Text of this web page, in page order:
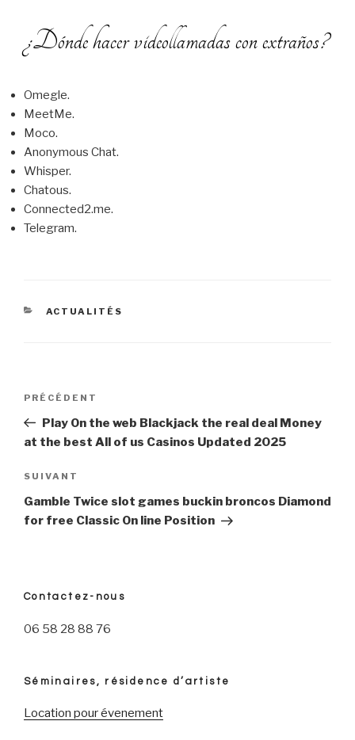
¿Dónde hacer videollamadas con extraños?
Omegle.
MeetMe.
Moco.
Anonymous Chat.
Whisper.
Chatous.
Connected2.me.
Telegram.
CATÉGORIES
ACTUALITÉS
Navigation
de
l’article
Article
précédent
PRÉCÉDENT
Play On the web Blackjack the real deal Money
at the best All of us Casinos Updated 2025
Article
suivant
SUIVANT
Gamble Twice slot games buckin broncos Diamond
for free Classic On line Position
Contactez-nous
06 58 28 88 76
Séminaires, résidence d’artiste
Location pour évenement